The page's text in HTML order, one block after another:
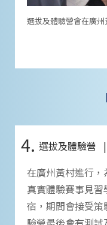
選拔及體驗營會在廣
4. 選拔及體驗營
在廣州黃村進行
真實體驗賽事見
宿，期間會接受